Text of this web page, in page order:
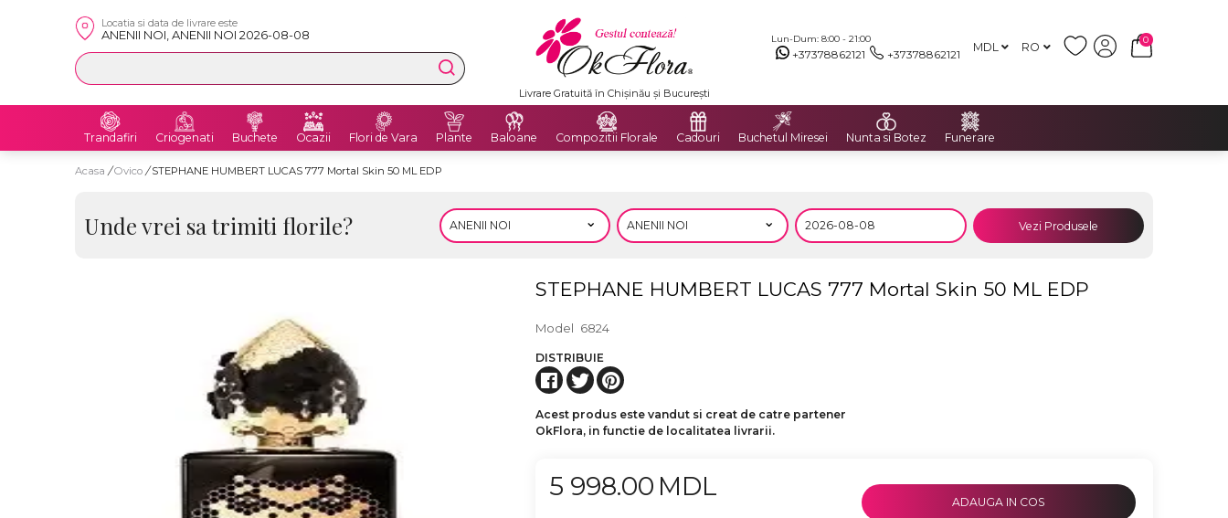
Locatia si data de livrare este
ANENII NOI, ANENII NOI 2026-08-08 Lun-Dum: 8:00 - 21:00
+37378862121 +37378862121 MDL RO
0
Livrare Gratuită în Chișinău și București
Trandafiri Criogenati Buchete Ocazii Flori de Vara Plante Baloane Compozitii Florale Cadouri Buchetul Miresei Nunta si Botez Funerare
Acasa / Ovico / STEPHANE HUMBERT LUCAS 777 Mortal Skin 50 ML EDP
Unde vrei sa trimiti florile? Vezi Produsele
STEPHANE HUMBERT LUCAS 777 Mortal Skin 50 ML EDP
Model 6824
DISTRIBUIE
Acest produs este vandut si creat de catre partener
OkFlora, in functie de localitatea livrarii.
5 998.00 MDL
ADAUGA IN COS